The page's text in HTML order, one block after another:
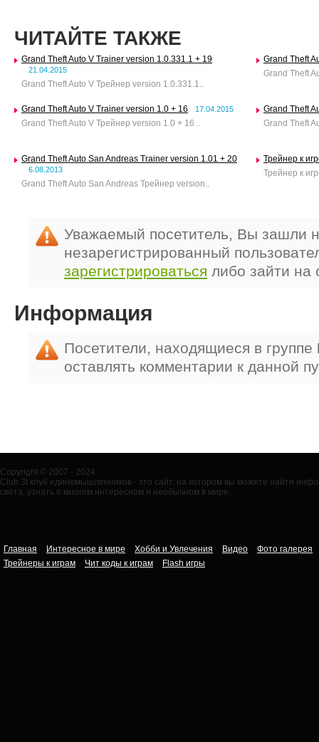
ЧИТАЙТЕ ТАКЖЕ
Grand Theft Auto V Trainer version 1.0.331.1 + 19
21.04.2015
Grand Theft Auto V Трейнер version 1.0.331.1..
Grand Theft
Grand Theft
Grand Theft Auto V Trainer version 1.0 + 16 17.04.2015
Grand Theft Auto V Трейнер version 1.0 + 16 ..
Grand Theft
Grand Theft
Grand Theft Auto San Andreas Trainer version 1.01 + 20
6.08.2013
Grand Theft Auto San Andreas Трейнер version..
Трейнер к
Трейнер к
Уважаемый посетитель, Вы зашли
незарегистрированный
зарегистрироваться либо зайти на
Информация
Посетители, находящиеся в группе
оставлять комментарии к данной
Copyright © 2007 - 2024
Club 3t клуб единомышленников - это сайт, на котором вы можете найти
света, узнать о многом интересном и необычном в мире.
Главная Интересное в мире Хобби и Увлечения Видео
Фото галерея
Трейнеры к играм
Чит коды к играм Flash игры